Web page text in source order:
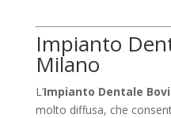
Impianto
Milano
L’Impianto Dentale
molto diffusa, che